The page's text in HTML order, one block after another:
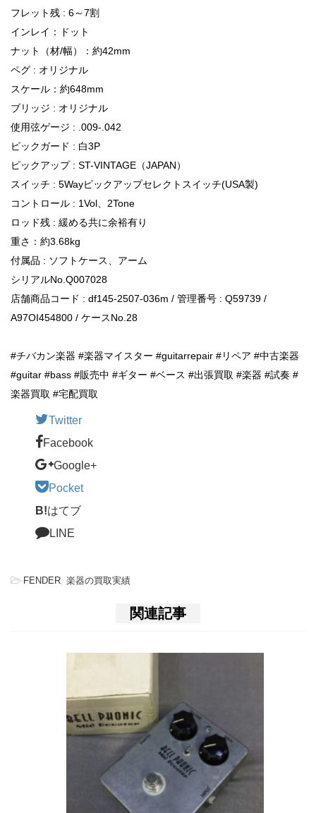
フレット残 : 6～7割
インレイ：ドット
ナット（材/幅）：約42mm
ペグ : オリジナル
スケール：約648mm
ブリッジ : オリジナル
使用弦ゲージ : .009-.042
ピックガード : 白3P
ピックアップ : ST-VINTAGE（JAPAN）
スイッチ : 5Wayピックアップセレクトスイッチ(USA製)
コントロール : 1Vol、2Tone
ロッド残 : 緩める共に余裕有り
重さ：約3.68kg
付属品 : ソフトケース、アーム
シリアルNo.Q007028
店舗商品コード : df145-2507-036m / 管理番号 : Q59739 /
A97OI454800 / ケースNo.28
#チバカン楽器 #楽器マイスター #guitarrepair #リペア #中古楽器
#guitar #bass #販売中 #ギター #ベース #出張買取 #楽器 #試奏 #
楽器買取 #宅配買取
Twitter
Facebook
Google+
Pocket
B!はてブ
LINE
-FENDER 楽器の買取実績
関連記事